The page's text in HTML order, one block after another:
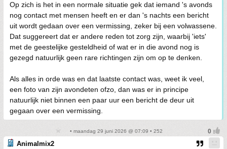
Op zich is het in een normale situatie gek dat iemand 's avonds
nog contact met mensen heeft en er dan 's nachts een bericht
uit wordt gedaan over een vermissing, zeker bij een volwassene.
Dat suggereert dat er andere reden tot zorg zijn, waarbij 'iets'
met de geestelijke gesteldheid of wat er in die avond nog is
gezegd natuurlijk geen rare richtingen zijn om op te denken.
Als alles in orde was en dat laatste contact was, weet ik veel,
een foto van zijn avondeten ofzo, dan was er in principe
natuurlijk niet binnen een paar uur een bericht de deur uit
gegaan over een vermissing.
• maandag 29 juni 2026 @ 07:09 • 252
Animalmix2